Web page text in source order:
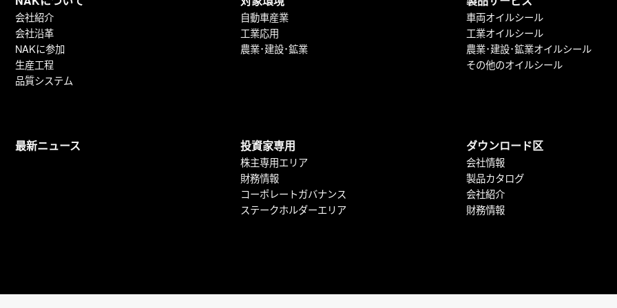
会社紹介
会社沿革
NAKに参加
生産工程
品質システム
自動車産業
工業応用
農業･建設･鉱業
車両オイルシール
工業オイルシール
農業･建設･鉱業オイルシール
その他のオイルシール
最新ニュース 投資家専用
株主専用エリア
財務情報
コーポレートガバナンス
ステークホルダーエリア
ダウンロード区
会社情報
製品カタログ
会社紹介
財務情報